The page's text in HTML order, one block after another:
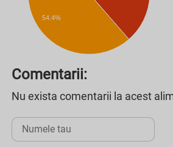
54.4%
Comentarii:
Nu exista comentarii la acest